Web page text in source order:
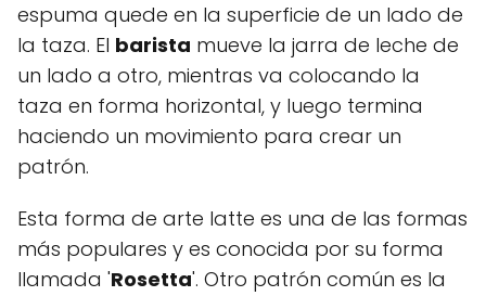
espuma quede en la superficie de un lado de
la taza. El barista mueve la jarra de leche de
un lado a otro, mientras va colocando la
taza en forma horizontal, y luego termina
haciendo un movimiento para crear un
patrón.
Esta forma de arte latte es una de las formas
más populares y es conocida por su forma
llamada 'Rosetta'. Otro patrón común es la